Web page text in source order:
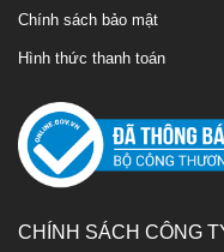
Chính sách bảo mật
Hình thức thanh toán
CHÍNH SÁCH CÔNG